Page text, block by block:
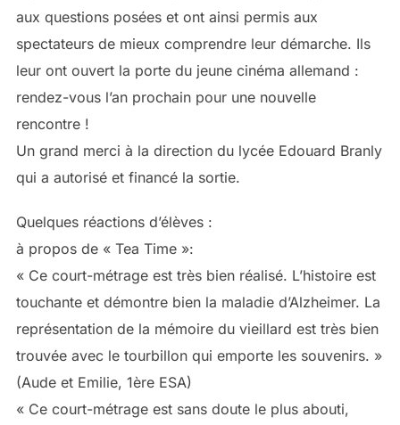
aux questions posées et ont ainsi permis aux
spectateurs de mieux comprendre leur démarche. Ils
leur ont ouvert la porte du jeune cinéma allemand :
rendez-vous l’an prochain pour une nouvelle
rencontre !
Un grand merci à la direction du lycée Edouard Branly
qui a autorisé et financé la sortie.
Quelques réactions d’élèves :
à propos de « Tea Time »:
« Ce court-métrage est très bien réalisé. L’histoire est
touchante et démontre bien la maladie d’Alzheimer. La
représentation de la mémoire du vieillard est très bien
trouvée avec le tourbillon qui emporte les souvenirs. »
(Aude et Emilie, 1ère ESA)
« Ce court-métrage est sans doute le plus abouti,